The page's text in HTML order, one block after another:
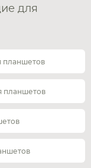
для
планшетов
планшетов